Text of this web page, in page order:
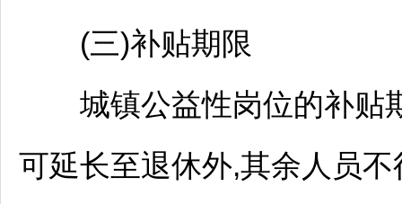
(三)补贴期限
城镇公益性岗位的补贴
可延长至退休外,其余人员